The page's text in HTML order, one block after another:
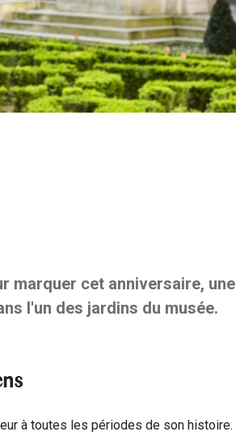
marquer cet anniversaire, une
l'un des jardins du musée.
à toutes les périodes de son histoire.